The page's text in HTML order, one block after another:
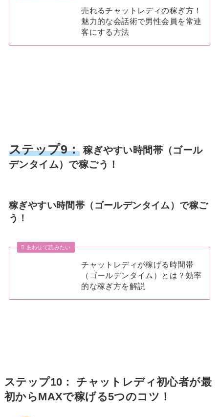
売れるチャットレディの稼ぎ方！
魅力的な会話術で男性会員を常連
客にする方法
ステップ9： 稼ぎやすい時間帯（ゴール
デンタイム）で稼ごう！
稼ぎやすい時間帯（ゴールデンタイム）で稼ご
う！
あわせて読みたい
チャットレディが稼げる時間帯
（ゴールデンタイム）とは？効率
的な稼ぎ方を解説
ステップ10： チャットレディ初心者が最
初からMAXで稼げる5つのコツ！